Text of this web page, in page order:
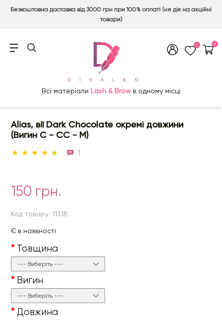
Безкоштовна доставка від 3000 грн при 100% оплаті (не діє на акційні
товари)
0 0
Всі матеріали Lash & Brow в одному місці
Alias, вії Dark Chocolate окремі довжини
(Вигин C - СС - М)
1
150 грн.
Код товару: 11318
Є в наявності
Товщина
Вигин
Довжина